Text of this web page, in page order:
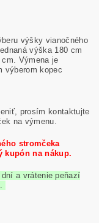
výšky vianočného
výška 180 cm
Výmena je
výberom kopec
prosím kontaktujte
na výmenu.
stromčeka
kupón na nákup.
a vrátenie peňazí